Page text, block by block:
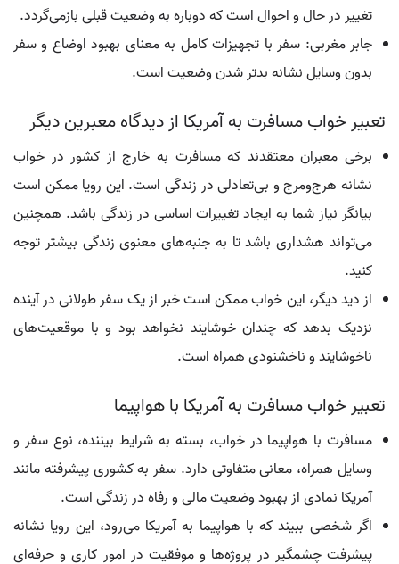
تغییر در حال و احوال است که دوباره به وضعیت قبلی بازمی‌گردد.
جابر مغربی: سفر با تجهیزات کامل به معنای بهبود اوضاع و سفر
بدون وسایل نشانه بدتر شدن وضعیت است.
تعبیر خواب مسافرت به آمریکا از دیدگاه معبرین دیگر
برخی معبران معتقدند که مسافرت به خارج از کشور در خواب
نشانه هرج‌ومرج و بی‌تعادلی در زندگی است. این رویا ممکن است
بیانگر نیاز شما به ایجاد تغییرات اساسی در زندگی باشد. همچنین
می‌تواند هشداری باشد تا به جنبه‌های معنوی زندگی بیشتر توجه
کنید.
از دید دیگر، این خواب ممکن است خبر از یک سفر طولانی در آینده
نزدیک بدهد که چندان خوشایند نخواهد بود و با موقعیت‌های
ناخوشایند و ناخشنودی همراه است.
تعبیر خواب مسافرت به آمریکا با هواپیما
مسافرت با هواپیما در خواب، بسته به شرایط بیننده، نوع سفر و
وسایل همراه، معانی متفاوتی دارد. سفر به کشوری پیشرفته مانند
آمریکا نمادی از بهبود وضعیت مالی و رفاه در زندگی است.
اگر شخصی ببیند که با هواپیما به آمریکا می‌رود، این رویا نشانه
پیشرفت چشمگیر در پروژه‌ها و موفقیت در امور کاری و حرفه‌ای